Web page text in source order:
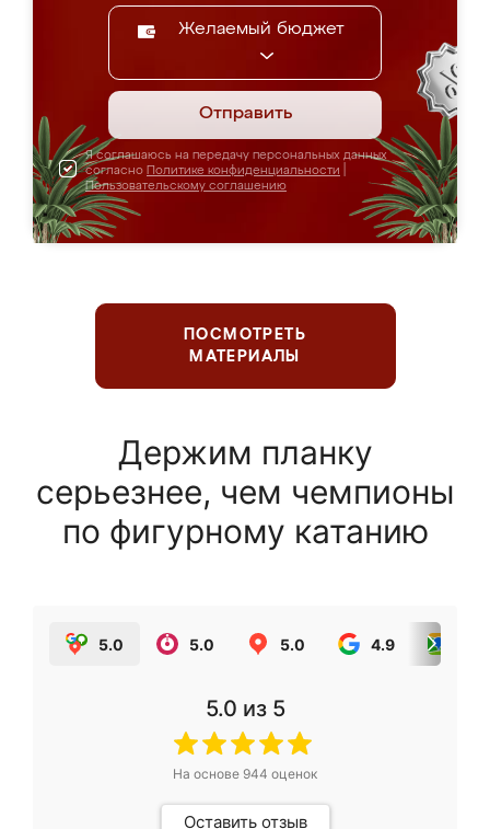
Желаемый бюджет
Отправить
Я соглашаюсь на передачу персональных данных
согласно Политике конфиденциальности
Пользовательскому соглашению
ПОСМОТРЕТЬ
МАТЕРИАЛЫ
Держим планку
серьезнее, чем чемпионы
по фигурному катанию
5.0 5.0 5.0 4.9
5.0 из 5
На основе 944 оценок
Оставить отзыв